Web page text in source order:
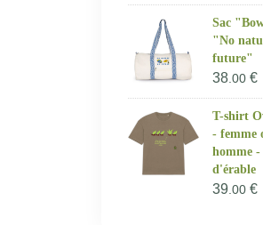
Sac
"No
future"
38 .00 €
T-shirt
- femme
homme -
d'érable
39 .00 €